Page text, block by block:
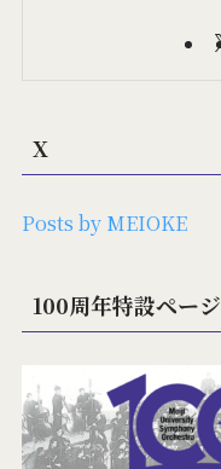
X
Posts by MEIOKE
100周年特設ページ